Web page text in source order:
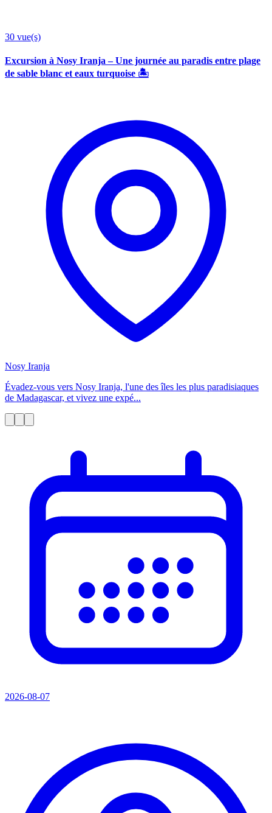
30 vue(s)
Excursion à Nosy Iranja – Une journée au paradis entre plage
de sable blanc et eaux turquoise 🏝️
Nosy Iranja
Évadez-vous vers Nosy Iranja, l'une des îles les plus paradisiaques
de Madagascar, et vivez une expé...
2026-08-07